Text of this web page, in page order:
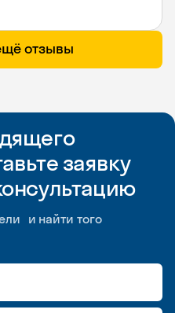
отзывы
заявку
и найти того